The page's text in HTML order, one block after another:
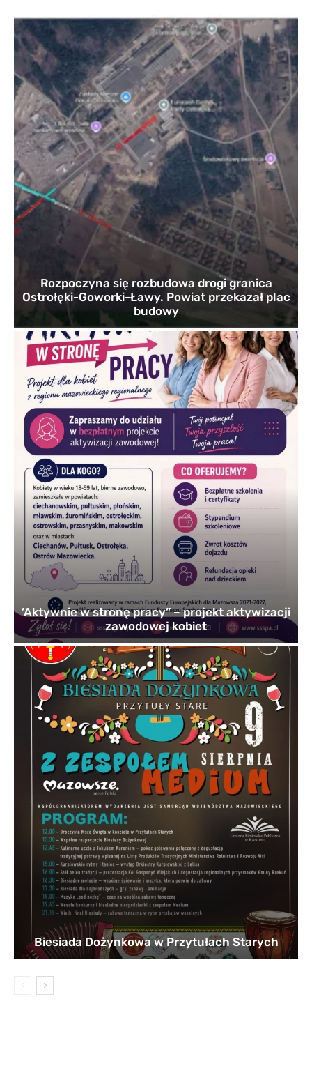
Rozpoczyna się rozbudowa drogi granica
Ostrołęki-Goworki-Ławy. Powiat przekazał plac
budowy
’Aktywnie w stronę pracy” – projekt aktywizacji
zawodowej kobiet
Biesiada Dożynkowa w Przytułach Starych